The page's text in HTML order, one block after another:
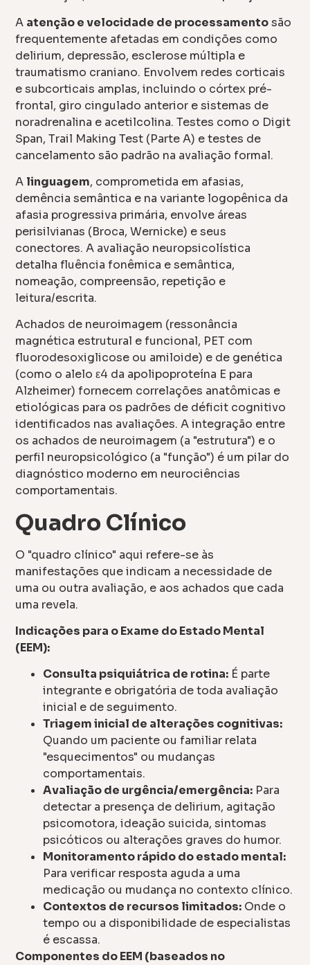
A atenção e velocidade de processamentosão
frequentemente afetadas em condições como
delirium, depressão, esclerose múltipla e
traumatismo craniano. Envolvem redes corticais
e subcorticais amplas, incluindo o córtex pré-
frontal, giro cingulado anterior e sistemas de
noradrenalina e acetilcolina. Testes como o Digit
Span, Trail Making Test (Parte A) e testes de
cancelamento são padrão na avaliação formal.
A linguagem, comprometida em afasias,
demência semântica e na variante logopênica da
afasia progressiva primária, envolve áreas
perisilvianas (Broca, Wernicke) e seus
conectores. A avaliação neuropsicolística
detalha fluência fonêmica e semântica,
nomeação, compreensão, repetição e
leitura/escrita.
Achados de neuroimagem (ressonância
magnética estrutural e funcional, PET com
fluorodesoxiglicose ou amiloide) e de genética
(como o alelo ε4 da apolipoproteína E para
Alzheimer) fornecem correlações anatômicas e
etiológicas para os padrões de déficit cognitivo
identificados nas avaliações. A integração entre
os achados de neuroimagem (a "estrutura") e o
perfil neuropsicológico (a "função") é um pilar do
diagnóstico moderno em neurociências
comportamentais.
Quadro Clínico
O "quadro clínico" aqui refere-se às
manifestações que indicam a necessidade de
uma ou outra avaliação, e aos achados que cada
uma revela.
Indicações para o Exame do Estado Mental
(EEM):
Consulta psiquiátrica de rotina: É parte
integrante e obrigatória de toda avaliação
inicial e de seguimento.
Triagem inicial de alterações cognitivas:
Quando um paciente ou familiar relata
"esquecimentos" ou mudanças
comportamentais.
Avaliação de urgência/emergência: Para
detectar a presença de delirium, agitação
psicomotora, ideação suicida, sintomas
psicóticos ou alterações graves do humor.
Monitoramento rápido do estado mental:
Para verificar resposta aguda a uma
medicação ou mudança no contexto clínico.
Contextos de recursos limitados: Onde o
tempo ou a disponibilidade de especialistas
é escassa.
Componentes do EEM (baseados no